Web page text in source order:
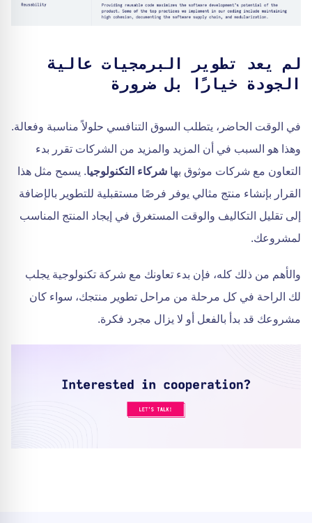
لم يعد تطوير البرمجيات عالية
الجودة خيارًا بل ضرورة
في الوقت الحاضر، يتطلب السوق التنافسي حلولاً مناسبة وفعالة.
وهذا هو السبب في أن المزيد والمزيد من الشركات تقرر بدء
التعاون مع شركات موثوق بها شركاء التكنولوجيا. يسمح مثل هذا
القرار بإنشاء منتج مثالي يوفر فرصًا مستقبلية للتطوير بالإضافة
إلى تقليل التكاليف والوقت المستغرق في إيجاد المنتج المناسب
لمشروعك.
والأهم من ذلك كله، فإن بدء تعاونك مع شركة تكنولوجية يجلب
لك الراحة في كل مرحلة من مراحل تطوير منتجك، سواء كان
مشروعك قد بدأ بالفعل أو لا يزال مجرد فكرة.